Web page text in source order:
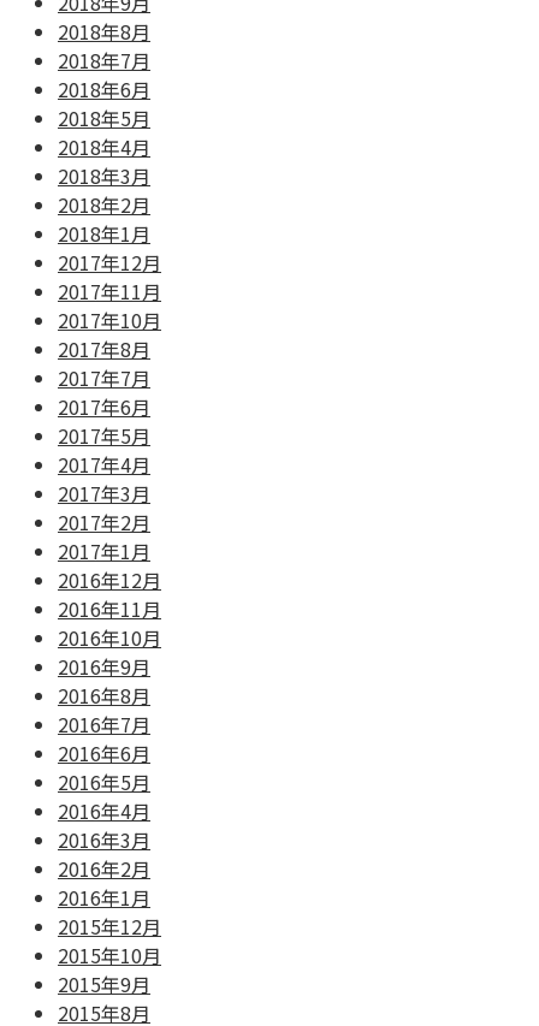
2018年8月
2018年7月
2018年6月
2018年5月
2018年4月
2018年3月
2018年2月
2018年1月
2017年12月
2017年11月
2017年10月
2017年8月
2017年7月
2017年6月
2017年5月
2017年4月
2017年3月
2017年2月
2017年1月
2016年12月
2016年11月
2016年10月
2016年9月
2016年8月
2016年7月
2016年6月
2016年5月
2016年4月
2016年3月
2016年2月
2016年1月
2015年12月
2015年10月
2015年9月
2015年8月